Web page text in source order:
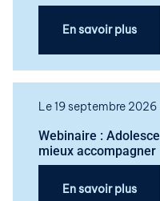
En savoir plus
Le 19 septembre 2026
Webinaire :
mieux accompagner
En savoir plus